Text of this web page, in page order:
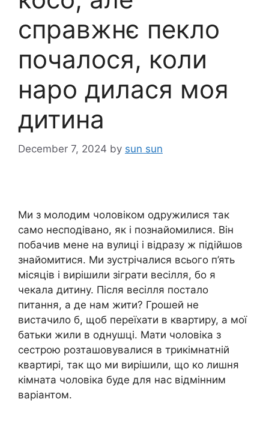
справжнє пекло
почалося, коли
наро дилася моя
дитина
December 7, 2024 by sun sun
Ми з молодим чоловіком одружилися так
само несподівано, як і познайомилися. Він
побачив мене на вулиці і відразу ж підійшов
знайомитися. Ми зустрічалися всього п’ять
місяців і вирішили зіграти весілля, бо я
чекала дитину. Після весілля постало
питання, а де нам жити? Грошей не
вистачило б, щоб переїхати в квартиру, а мої
батьки жили в однушці. Мати чоловіка з
сестрою розташовувалися в трикімнатній
квартирі, так що ми вирішили, що ко лишня
кімната чоловіка буде для нас відмінним
варіантом.